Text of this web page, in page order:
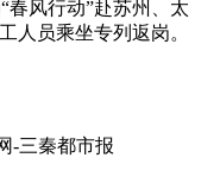
春风行动”赴苏州、太
人员乘坐专列返岗。
-三秦都市报